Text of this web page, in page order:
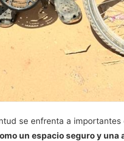
se enfrenta a
un espacio seguro y